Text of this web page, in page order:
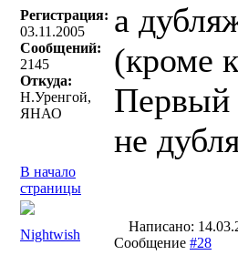
Регистрация:
03.11.2005
Сообщений:
2145
Откуда:
Н.Уренгой,
ЯНАО
а
(кроме
Первый
не
В начало
страницы
Nightwish
Написано:
Сообщение #28